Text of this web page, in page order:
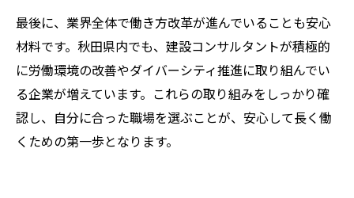
最後に、業界全体で働き方改革が進んでいることも安心
材料です。秋田県内でも、建設コンサルタントが積極的
に労働環境の改善やダイバーシティ推進に取り組んでい
る企業が増えています。これらの取り組みをしっかり確
認し、自分に合った職場を選ぶことが、安心して長く働
くための第一歩となります。